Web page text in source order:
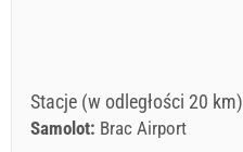
Stacje (w odległości 20 km)
Samolot: Brac Airport